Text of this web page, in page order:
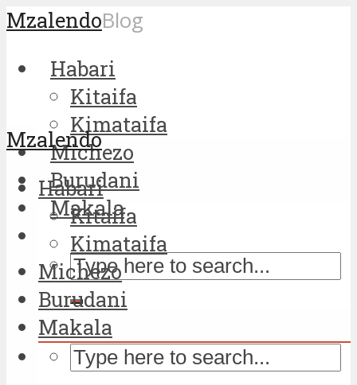
MzalendoBlog
Habari
Kitaifa
Kimataifa
Michezo
Burudani
Makala
Mzalendo
Habari
Kitaifa
Kimataifa
Michezo
Burudani
Makala